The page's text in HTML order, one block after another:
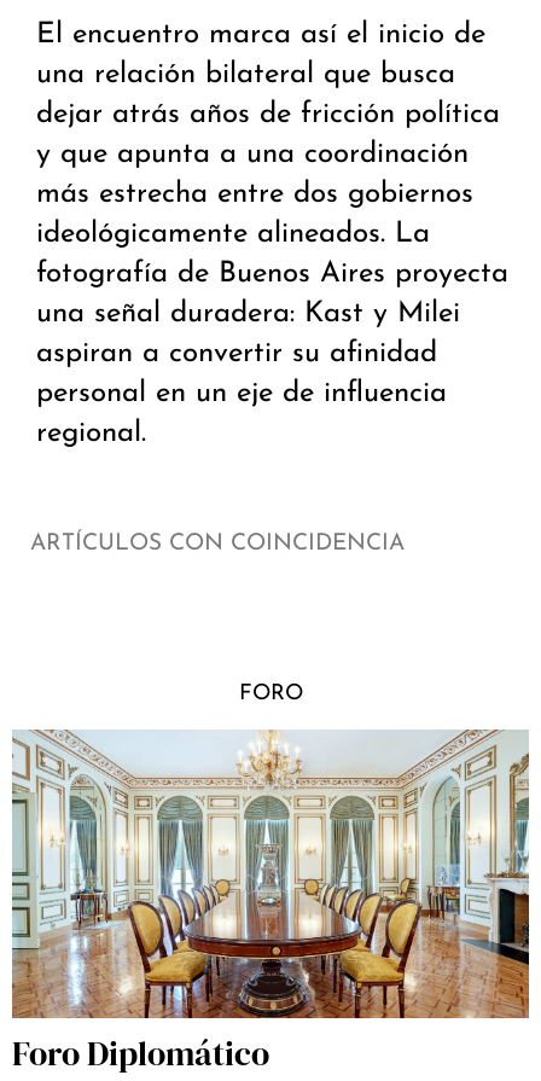
El encuentro marca así el inicio de
una relación bilateral que busca
dejar atrás años de fricción política
y que apunta a una coordinación
más estrecha entre dos gobiernos
ideológicamente alineados. La
fotografía de Buenos Aires proyecta
una señal duradera: Kast y Milei
aspiran a convertir su afinidad
personal en un eje de influencia
regional.
ARTÍCULOS CON COINCIDENCIA
FORO
Foro Diplomático